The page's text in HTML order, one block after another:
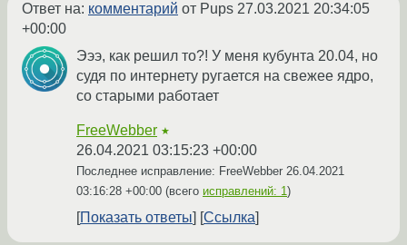
Ответ на: комментарий от Pups 27.03.2021 20:34:05
+00:00
Эээ, как решил то?! У меня кубунта 20.04, но
судя по интернету ругается на свежее ядро,
со старыми работает
FreeWebber ★
26.04.2021 03:15:23 +00:00
Последнее исправление: FreeWebber 26.04.2021
03:16:28 +00:00 (всего исправлений: 1)
Показать ответы Ссылка